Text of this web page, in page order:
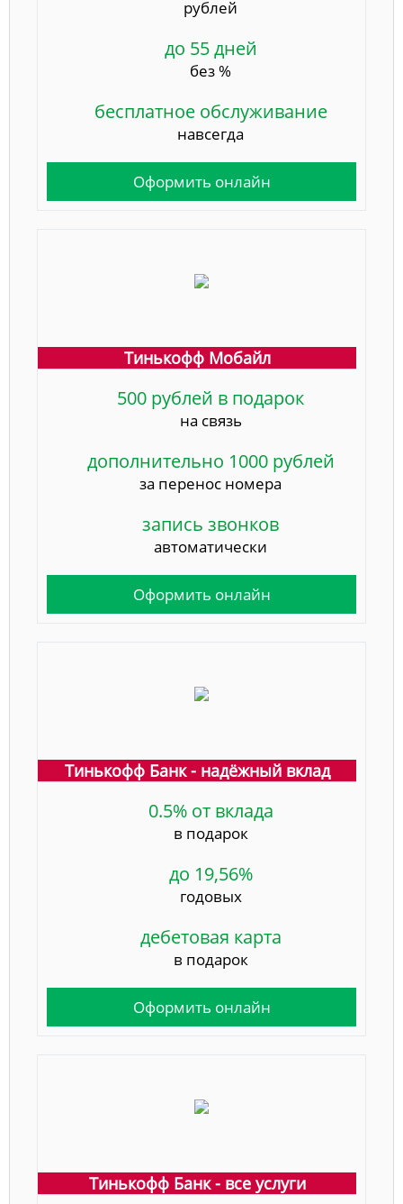
рублей
до 55 дней
без %
бесплатное обслуживание
навсегда
Оформить онлайн
Тинькофф Мобайл
500 рублей в подарок
на связь
дополнительно 1000 рублей
за перенос номера
запись звонков
автоматически
Оформить онлайн
Тинькофф Банк - надёжный вклад
0.5% от вклада
в подарок
до 19,56%
годовых
дебетовая карта
в подарок
Оформить онлайн
Тинькофф Банк - все услуги